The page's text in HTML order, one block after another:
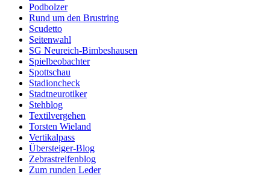
Podbolzer
Rund um den Brustring
Scudetto
Seitenwahl
SG Neureich-Bimbeshausen
Spielbeobachter
Spottschau
Stadioncheck
Stadtneurotiker
Stehblog
Textilvergehen
Torsten Wieland
Vertikalpass
Übersteiger-Blog
Zebrastreifenblog
Zum runden Leder